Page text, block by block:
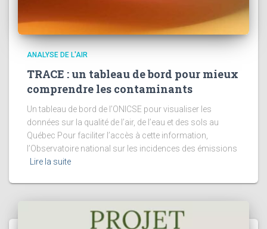
ANALYSE DE L'AIR
TRACE : un tableau de bord pour mieux
comprendre les contaminants
Un tableau de bord de l’ONICSE pour visualiser les
données sur la qualité de l’air, de l’eau et des sols au
Québec Pour faciliter l’accès à cette information,
l’Observatoire national sur les incidences des émissions
Lire la suite